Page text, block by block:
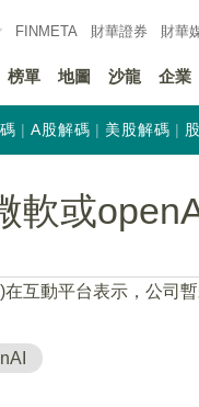
FINMETA 財華證券 財華
榜單 地圖 沙龍 企業
A股解碼 美股解碼
軟或
)在互動平台表示，公司